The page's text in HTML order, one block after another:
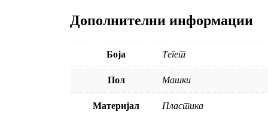
Дополнителни информации
Боја Тегет
Пол Машки
Материјал Пластика